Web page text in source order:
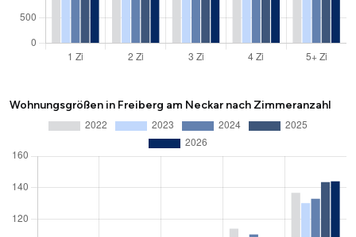
Wohnungsgrößen in Freiberg am Neckar nach Zimmeranzahl